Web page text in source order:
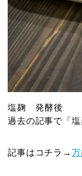
塩麹 発酵後
過去の記事で「塩
記事はコチラ→ 万